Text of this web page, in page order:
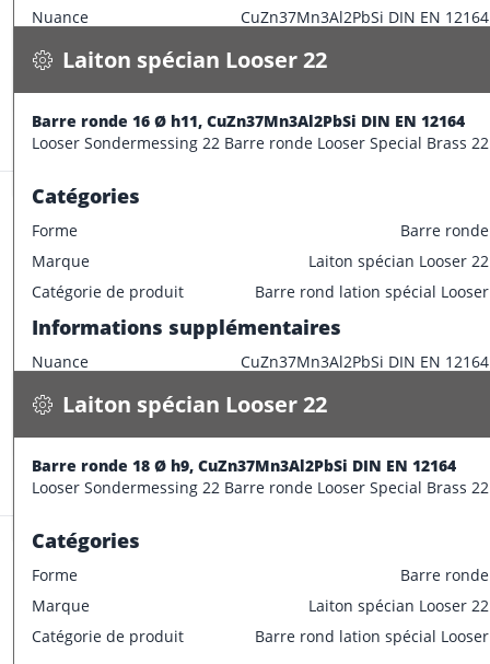
Nuance CuZn37Mn3Al2PbSi DIN EN 12164
Caractéristiques dimensionnelles
Informations supplémentaires
Spécifications
Laiton spécian Looser 22
Barre ronde 16 Ø h11, CuZn37Mn3Al2PbSi DIN EN 12164
Looser Sondermessing 22 Barre ronde Looser Special Brass 22
Catégories
Forme
Barre ronde
Marque
Laiton spécian Looser 22
Catégorie de produit
Barre rond lation spécial Looser
Informations supplémentaires
Nuance CuZn37Mn3Al2PbSi DIN EN 12164
Caractéristiques dimensionnelles
Informations supplémentaires
CONFECTIONNER
Stock: 23.8 m
Laiton spécian Looser 22
2.100 kg / m
Spécifications
Laiton spécian Looser 22
Barre ronde 18 Ø h9, CuZn37Mn3Al2PbSi DIN EN 12164
Looser Sondermessing 22 Barre ronde Looser Special Brass 22
Catégories
Forme
Barre ronde
Marque
Laiton spécian Looser 22
Catégorie de produit
Barre rond lation spécial Looser
CONFECTIONNER
Stock: 32.7 m
Laiton spécian Looser 22